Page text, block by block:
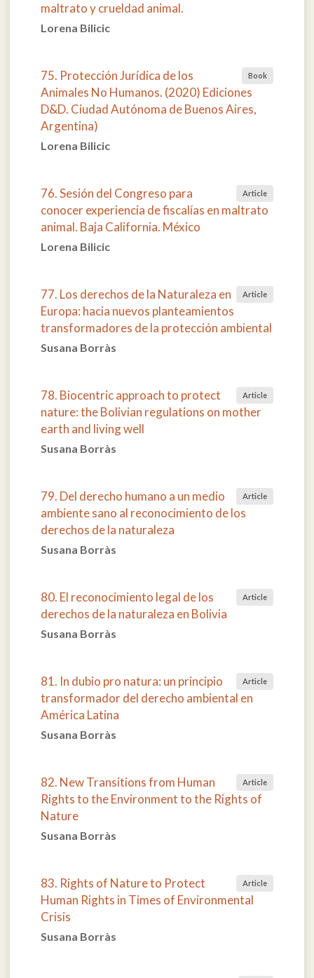
maltrato y crueldad animal.
Lorena Bilicic
Book
75. Protección Jurídica de los
Animales No Humanos. (2020) Ediciones
D&D. Ciudad Autónoma de Buenos Aires,
Argentina)
Lorena Bilicic
Article
76. Sesión del Congreso para
conocer experiencia de fiscalías en maltrato
animal. Baja California. México
Lorena Bilicic
Article
77. Los derechos de la Naturaleza en
Europa: hacia nuevos planteamientos
transformadores de la protección ambiental
Susana Borràs
Article
78. Biocentric approach to protect
nature: the Bolivian regulations on mother
earth and living well
Susana Borràs
Article
79. Del derecho humano a un medio
ambiente sano al reconocimiento de los
derechos de la naturaleza
Susana Borràs
Article
80. El reconocimiento legal de los
derechos de la naturaleza en Bolivia
Susana Borràs
Article
81. In dubio pro natura: un principio
transformador del derecho ambiental en
América Latina
Susana Borràs
Article
82. New Transitions from Human
Rights to the Environment to the Rights of
Nature
Susana Borràs
Article
83. Rights of Nature to Protect
Human Rights in Times of Environmental
Crisis
Susana Borràs